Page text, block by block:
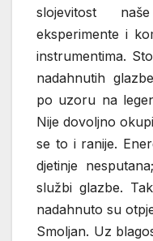
slojevitost
eksperimente i
instrumentima.
nadahnutih
po uzoru na
Nije dovoljno
se to i ranije.
djetinje
službi glazbe.
nadahnuto su
Smoljan. Uz